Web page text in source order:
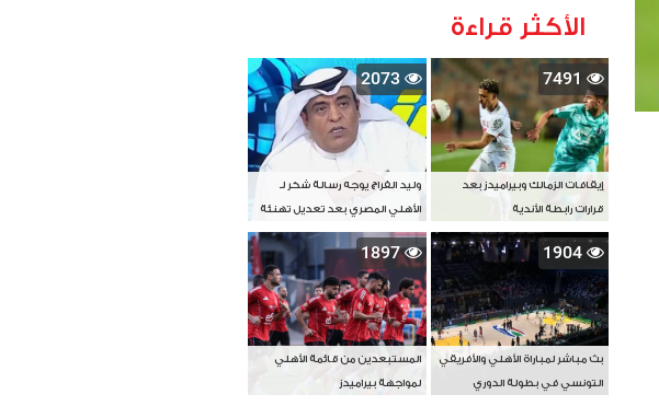
الأكثر قراءة
7491
إيقافات الزمالك وبيراميدز بعد
قرارات رابطة الأندية
2073
وليد الفراج يوجه رسالة شكر لـ
الأهلي المصري بعد تعديل تهنئة
بطل آسيا
1904
بث مباشر لمباراة الأهلي والأفريقي
التونسي في بطولة الدوري
1897
المستبعدين من قائمة الأهلي
لمواجهة بيراميدز